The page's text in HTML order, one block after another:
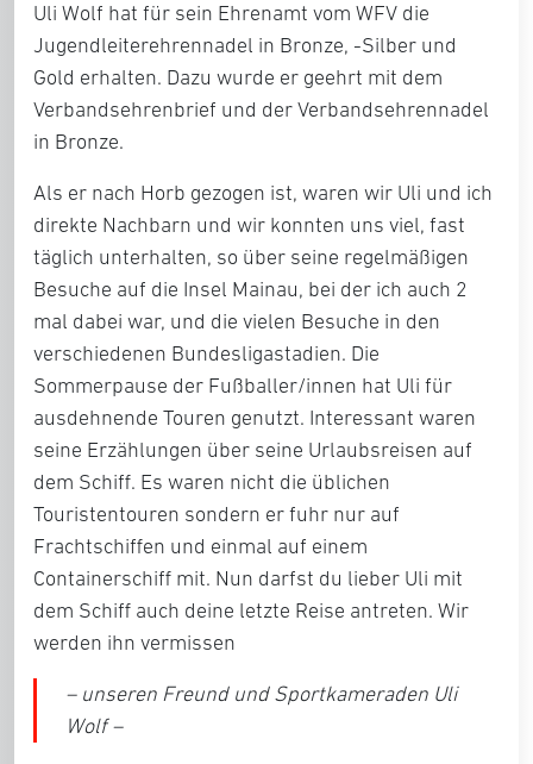
Uli Wolf hat für sein Ehrenamt vom WFV die
Jugendleiterehrennadel in Bronze, -Silber und
Gold erhalten. Dazu wurde er geehrt mit dem
Verbandsehrenbrief und der Verbandsehrennadel
in Bronze.
Als er nach Horb gezogen ist, waren wir Uli und ich
direkte Nachbarn und wir konnten uns viel, fast
täglich unterhalten, so über seine regelmäßigen
Besuche auf die Insel Mainau, bei der ich auch 2
mal dabei war, und die vielen Besuche in den
verschiedenen Bundesligastadien. Die
Sommerpause der Fußballer/innen hat Uli für
ausdehnende Touren genutzt. Interessant waren
seine Erzählungen über seine Urlaubsreisen auf
dem Schiff. Es waren nicht die üblichen
Touristentouren sondern er fuhr nur auf
Frachtschiffen und einmal auf einem
Containerschiff mit. Nun darfst du lieber Uli mit
dem Schiff auch deine letzte Reise antreten. Wir
werden ihn vermissen
– unseren Freund und Sportkameraden Uli
Wolf –